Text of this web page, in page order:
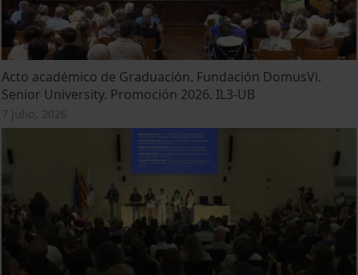
Acto académico de Graduación. Fundación DomusVi.
Senior University. Promoción 2026. IL3-UB
7 Julio, 2026